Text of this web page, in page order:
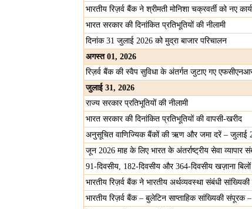
भारतीय रिज़र्व बैंक ने श्रीमती मोनिशा चक्रवर्ती को नए
भारत सरकार की दिनांकित प्रतिभूतियों की नीलामी
दिनांक 31 जुलाई 2026 को मुद्रा बाजार परिचालन
अगस्त01, 2026
रिज़र्व बैंक की स्वैप सुविधा के अंतर्गत जुटाए गए एफसीएनआर
जुलाई31, 2026
राज्य सरकार प्रतिभूतियों की नीलामी
भारत सरकार की दिनांकित प्रतिभूतियों की वापसी-खरीद
अनुसूचित वाणिज्यिक बैंकों की ऋण और जमा दरें – जुलाई
जून 2026 माह के लिए भारत के अंतर्राष्ट्रीय सेवा व्यापार
91-दिवसीय, 182-दिवसीय और 364-दिवसीय खज़ाना बिलों
भारतीय रिज़र्व बैंक ने भारतीय अर्थव्यवस्था संबंधी
भारतीय रिज़र्व बैंक – बुलेटिन साप्ताहिक सांख्यिकी संपूरक